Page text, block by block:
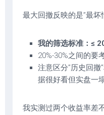
最大回撤反映的是”最坏
我的筛选标准：≤
20%-30%之间的要
注意区分”历史回撤
据很好看但实盘一
我实测过两个收益率差